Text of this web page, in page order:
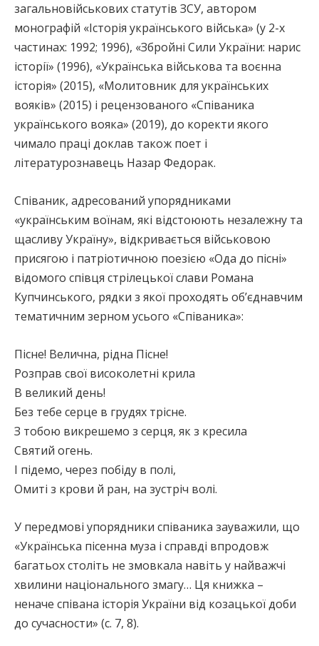
загальновійськових статутів ЗСУ, автором
монографій «Історія українського війська» (у 2-х
частинах: 1992; 1996), «Збройні Сили України: нарис
історії» (1996), «Українська військова та воєнна
історія» (2015), «Молитовник для українських
вояків» (2015) і рецензованого «Співаника
українського вояка» (2019), до коректи якого
чимало праці доклав також поет і
літературознавець Назар Федорак.
Співаник, адресований упорядниками
«українським воїнам, які відстоюють незалежну та
щасливу Україну», відкривається військовою
присягою і патріотичною поезією «Ода до пісні»
відомого співця стрілецької слави Романа
Купчинського, рядки з якої проходять об’єднавчим
тематичним зерном усього «Співаника»:
Пісне! Велична, рідна Пісне!
Розправ свої високолетні крила
В великий день!
Без тебе серце в грудях трісне.
З тобою викрешемо з серця, як з кресила
Святий огень.
І підемо, через побіду в полі,
Омиті з крови й ран, на зустріч волі.
У передмові упорядники співаника зауважили, що
«Українська пісенна муза і справді впродовж
багатьох століть не змовкала навіть у найважчі
хвилини національного змагу… Ця книжка –
неначе співана історія України від козацької доби
до сучасности» (с. 7, 8).